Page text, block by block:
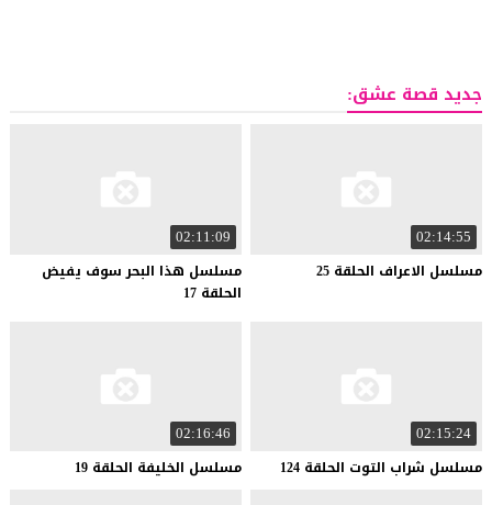
جديد قصة عشق:
02:14:55
مسلسل الاعراف الحلقة 25
02:11:09
مسلسل هذا البحر سوف يفيض
الحلقة 17
02:15:24
مسلسل شراب التوت الحلقة 124
02:16:46
مسلسل الخليفة الحلقة 19